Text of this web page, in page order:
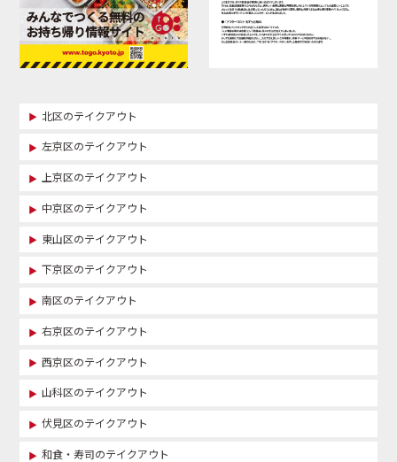
北区のテイクアウト
左京区のテイクアウト
上京区のテイクアウト
中京区のテイクアウト
東山区のテイクアウト
下京区のテイクアウト
南区のテイクアウト
右京区のテイクアウト
西京区のテイクアウト
山科区のテイクアウト
伏見区のテイクアウト
和食・寿司のテイクアウト